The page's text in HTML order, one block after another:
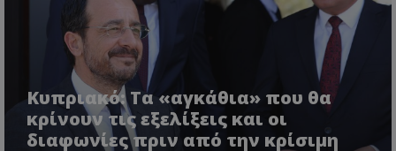
Κυπριακό: Τα «αγκάθια» που θα
κρίνουν τις εξελίξεις και οι
διαφωνίες πριν από την κρίσιμη
VISITOR_PRIVACY_METADATA
YouTube
.youtube.com